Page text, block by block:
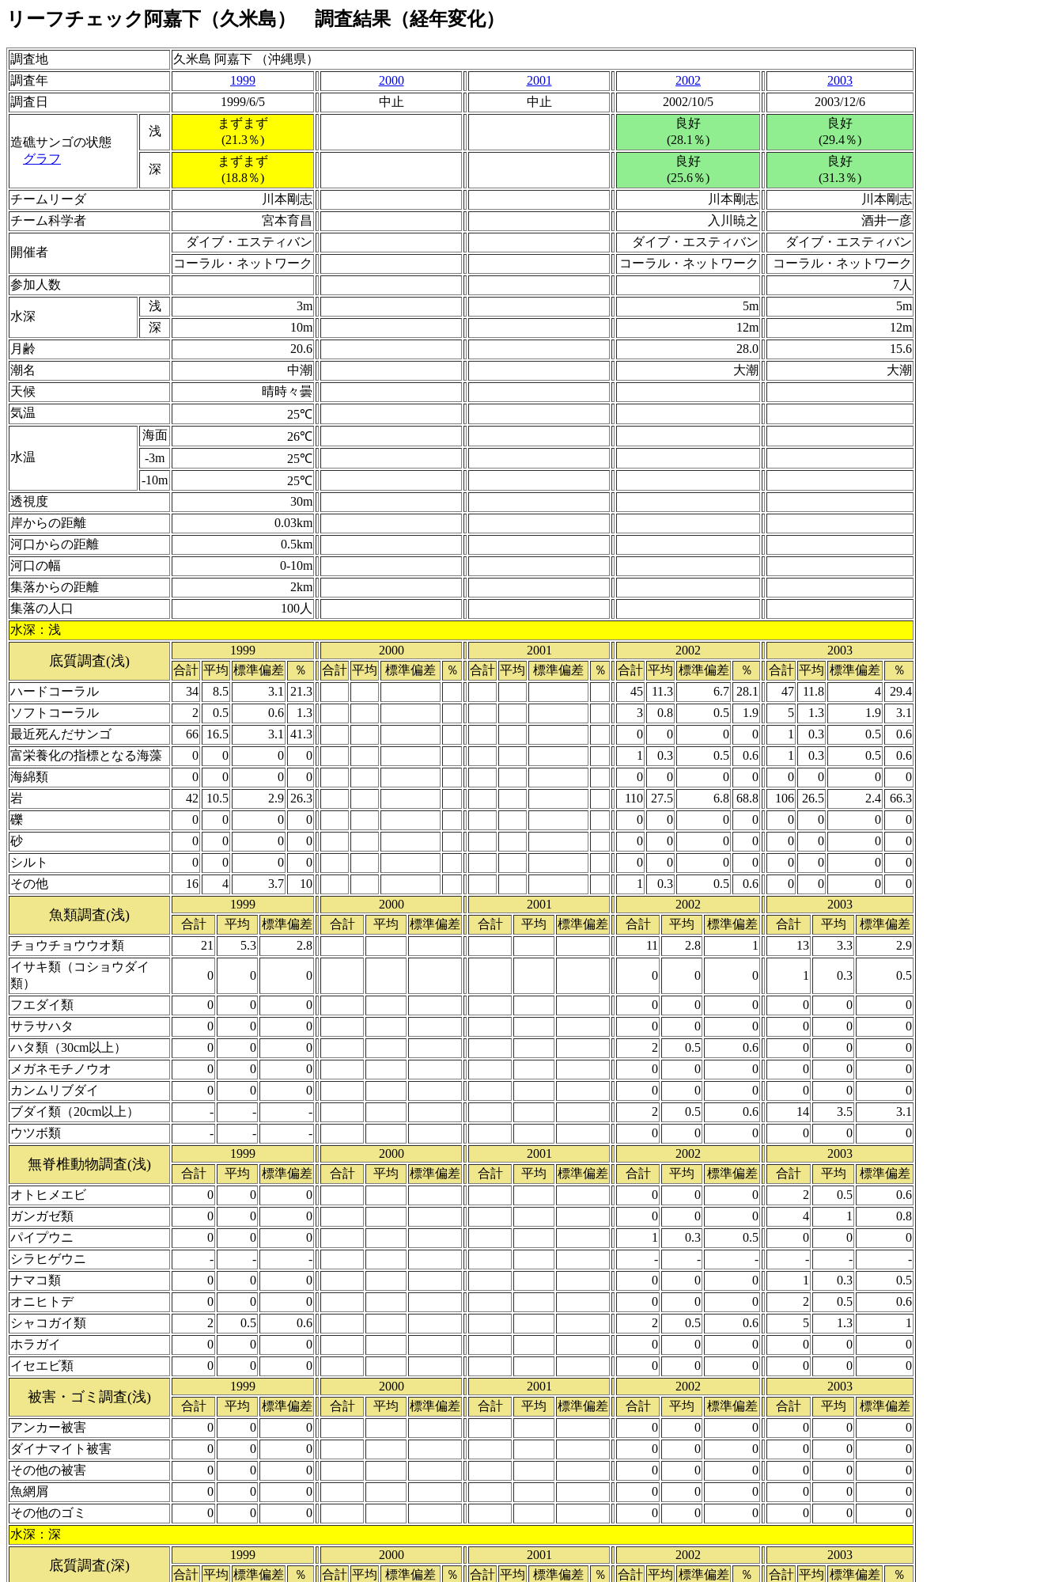
リーフチェック阿嘉下（久米島） 調査結果（経年変化）
調査地
久米島 阿嘉下 （沖縄県）
調査年
1999 2000 2001 2002
2003
調査日
1999/6/5 中止 中止 2002/10/5 2003/12/6
造礁サンゴの状態
グラフ
浅
まずまず
(21.3％)
良好
(28.1％)
良好
(29.4％)
深
まずまず
(18.8％)
良好
(25.6％)
良好
(31.3％)
チームリーダ
川本剛志 川本剛志
川本剛志
チーム科学者
宮本育昌 入川暁之 酒井一彦
開催者
ダイブ・エスティバン ダイブ・エスティバン
ダイブ・エスティバン
コーラル・ネットワーク
コーラル・ネットワーク
コーラル・ネットワーク
参加人数
7人
水深
浅 3m 5m
5m
深
10m 12m
12m
月齢
20.6 28.0
15.6
潮名
中潮 大潮
大潮
天候
晴時々曇
気温
25℃
水温
海面
26℃
-3m
25℃
-10m
25℃
透視度
30m
岸からの距離
0.03km
河口からの距離
0.5km
河口の幅
0-10m
集落からの距離
2km
集落の人口
100人
水深：浅
底質調査(浅)
1999 2000 2001 2002
2003
合計 平均 標準偏差 ％ 合計 平均 標準偏差 ％ 合計 平均 標準偏差 ％ 合計 平均 標準偏差 ％ 合計 平均 標準偏差
％
ハードコーラル
34 8.5 3.1 21.3 45 11.3 6.7 28.1 47 11.8 4
29.4
ソフトコーラル
2 0.5 0.6 1.3 3 0.8 0.5 1.9 5 1.3 1.9
3.1
最近死んだサンゴ
66 16.5 3.1 41.3 0 0 0 0 1 0.3 0.5
0.6
富栄養化の指標となる海藻
0 0 0 0 1 0.3 0.5 0.6 1 0.3 0.5
0.6
海綿類
0 0 0 0 0 0 0 0 0 0 0
0
岩
42 10.5 2.9 26.3 110 27.5 6.8 68.8 106 26.5 2.4
66.3
礫
0 0 0 0 0 0 0 0 0 0 0
0
砂
0 0 0 0 0 0 0 0 0 0 0
0
シルト
0 0 0 0 0 0 0 0 0 0 0
0
その他
16 4 3.7 10 1 0.3 0.5 0.6 0 0 0 0
魚類調査(浅)
1999 2000 2001 2002
2003
合計
平均 標準偏差 合計 平均 標準偏差 合計 平均 標準偏差 合計 平均 標準偏差 合計 平均
標準偏差
チョウチョウウオ類
21 5.3 2.8 11 2.8 1 13 3.3
2.9
イサキ類（コショウダイ
類）
0 0 0 0 0 0 1 0.3 0.5
フエダイ類 0 0 0 0 0 0 0 0
0
サラサハタ
0 0 0 0 0 0 0 0
0
ハタ類（30cm以上）
0 0 0 2 0.5 0.6 0 0
0
メガネモチノウオ
0 0 0 0 0 0 0 0
0
カンムリブダイ
0 0 0 0 0 0 0 0
0
ブダイ類（20cm以上）
- - - 2 0.5 0.6 14 3.5
3.1
ウツボ類
- - - 0 0 0 0 0 0
無脊椎動物調査(浅)
1999 2000 2001 2002
2003
合計
平均 標準偏差 合計 平均 標準偏差 合計 平均 標準偏差 合計 平均 標準偏差 合計 平均
標準偏差
オトヒメエビ
0 0 0 0 0 0 2 0.5
0.6
ガンガゼ類
0 0 0 0 0 0 4 1
0.8
パイプウニ
0 0 0 1 0.3 0.5 0 0
0
シラヒゲウニ
- - - - - - - -
-
ナマコ類
0 0 0 0 0 0 1 0.3
0.5
オニヒトデ
0 0 0 0 0 0 2 0.5
0.6
シャコガイ類
2 0.5 0.6 2 0.5 0.6 5 1.3
1
ホラガイ
0 0 0 0 0 0 0 0
0
イセエビ類
0 0 0 0 0 0 0 0 0
被害・ゴミ調査(浅)
1999 2000 2001 2002
2003
合計
平均 標準偏差 合計 平均 標準偏差 合計 平均 標準偏差 合計 平均 標準偏差 合計 平均
標準偏差
アンカー被害
0 0 0 0 0 0 0 0
0
ダイナマイト被害
0 0 0 0 0 0 0 0
0
その他の被害
0 0 0 0 0 0 0 0
0
魚網屑
0 0 0 0 0 0 0 0
0
その他のゴミ
0 0 0 0 0 0 0 0
0
水深：深
底質調査(深)
1999 2000 2001 2002
2003
合計 平均 標準偏差 ％ 合計 平均 標準偏差 ％ 合計 平均 標準偏差 ％ 合計 平均 標準偏差 ％ 合計 平均 標準偏差
％